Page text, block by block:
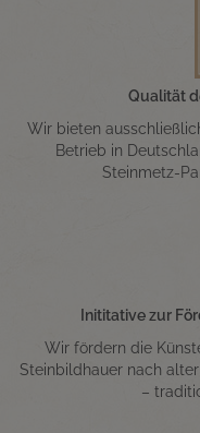
Qualität
Wir bieten
Betrieb in
Steinmetz-
Inititative zur
Wir fördern die
Steinbildhauer nach
–